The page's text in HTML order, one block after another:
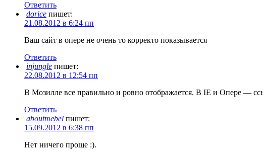
Ответить
dorice пишет:
21.08.2012 в 6:24 пп
Ваш сайт в опере не очень то корректо показывается
Ответить
injungle пишет:
22.08.2012 в 12:54 пп
В Мозилле все правильно и ровно отображается. В IE и Опере —
Ответить
aboutmebel пишет:
15.09.2012 в 6:38 пп
Нет ничего проще :).